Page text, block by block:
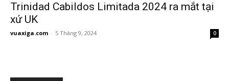
Trinidad Cabildos Limitada 2024 ra mắt tại
xứ UK
vuaxiga.com - 5 Tháng 9, 2024 0